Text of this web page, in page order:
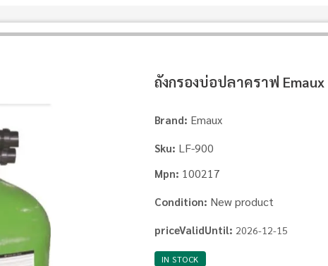
ถังกรองบ่อปลาคราฟ Emaux
Brand: Emaux
Sku: LF-900
Mpn: 100217
Condition: New product
priceValidUntil: 2026-12-15
IN STOCK